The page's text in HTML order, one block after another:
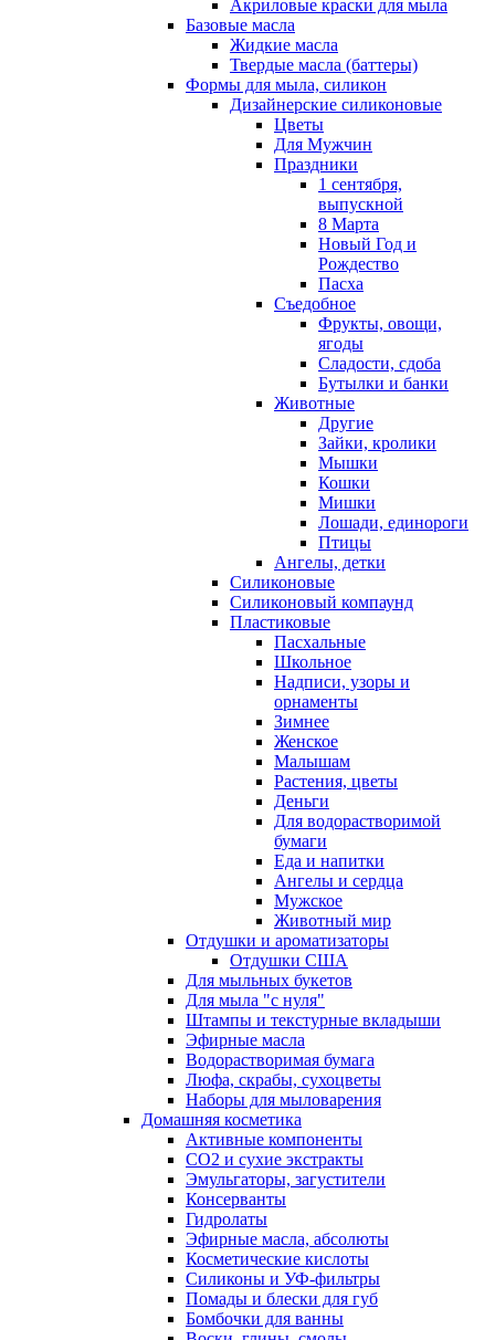
Акриловые краски для мыла
Базовые масла
Жидкие масла
Твердые масла (баттеры)
Формы для мыла, силикон
Дизайнерские силиконовые
Цветы
Для Мужчин
Праздники
1 сентября,
выпускной
8 Марта
Новый Год и
Рождество
Пасха
Съедобное
Фрукты, овощи,
ягоды
Сладости, сдоба
Бутылки и банки
Животные
Другие
Зайки, кролики
Мышки
Кошки
Мишки
Лошади, единороги
Птицы
Ангелы, детки
Силиконовые
Силиконовый компаунд
Пластиковые
Пасхальные
Школьное
Надписи, узоры и
орнаменты
Зимнее
Женское
Малышам
Растения, цветы
Деньги
Для водорастворимой
бумаги
Еда и напитки
Ангелы и сердца
Мужское
Животный мир
Отдушки и ароматизаторы
Отдушки США
Для мыльных букетов
Для мыла "с нуля"
Штампы и текстурные вкладыши
Эфирные масла
Водорастворимая бумага
Люфа, скрабы, сухоцветы
Наборы для мыловарения
Домашняя косметика
Активные компоненты
СО2 и сухие экстракты
Эмульгаторы, загустители
Консерванты
Гидролаты
Эфирные масла, абсолюты
Косметические кислоты
Силиконы и УФ-фильтры
Помады и блески для губ
Бомбочки для ванны